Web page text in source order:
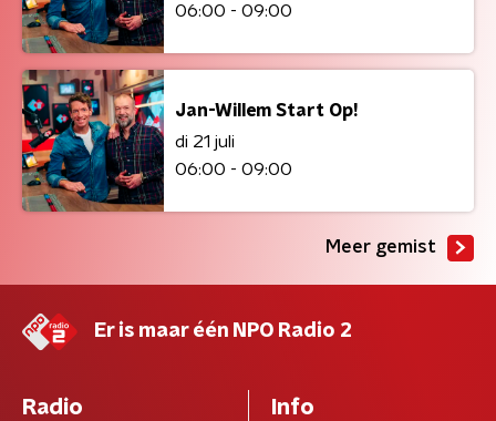
06:00 - 09:00
Jan-Willem Start Op!
di 21 juli
06:00 - 09:00
Meer gemist
Er is maar één NPO Radio 2
Radio Info